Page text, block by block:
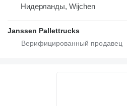
Нидерланды, Wijchen
Janssen Pallettrucks